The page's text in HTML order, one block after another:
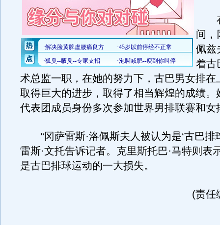
在
间，
佩兹
着古
术总监一职，在她的努力下，古巴男女排在
取得巨大的进步，取得了相当辉煌的成绩。
代表团成员身份多次参加世界男排联赛和女
“冈萨雷斯·洛佩斯夫人被认为是‘古巴排
雷斯·文托告诉记者。克里斯托巴·马特则表
是古巴排球运动的一大损失。
(责任